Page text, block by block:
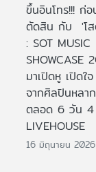
ขึ้นอินโทร!!! ก่
ตัดสิน กับ 'โ
: SOT MUSIC
SHOWCASE
มาเปิดหู เปิดใ
จากศิลปินหลา
ตลอด 6 วัน 4
LIVEHOUSE
16 มิถุนายน 2026